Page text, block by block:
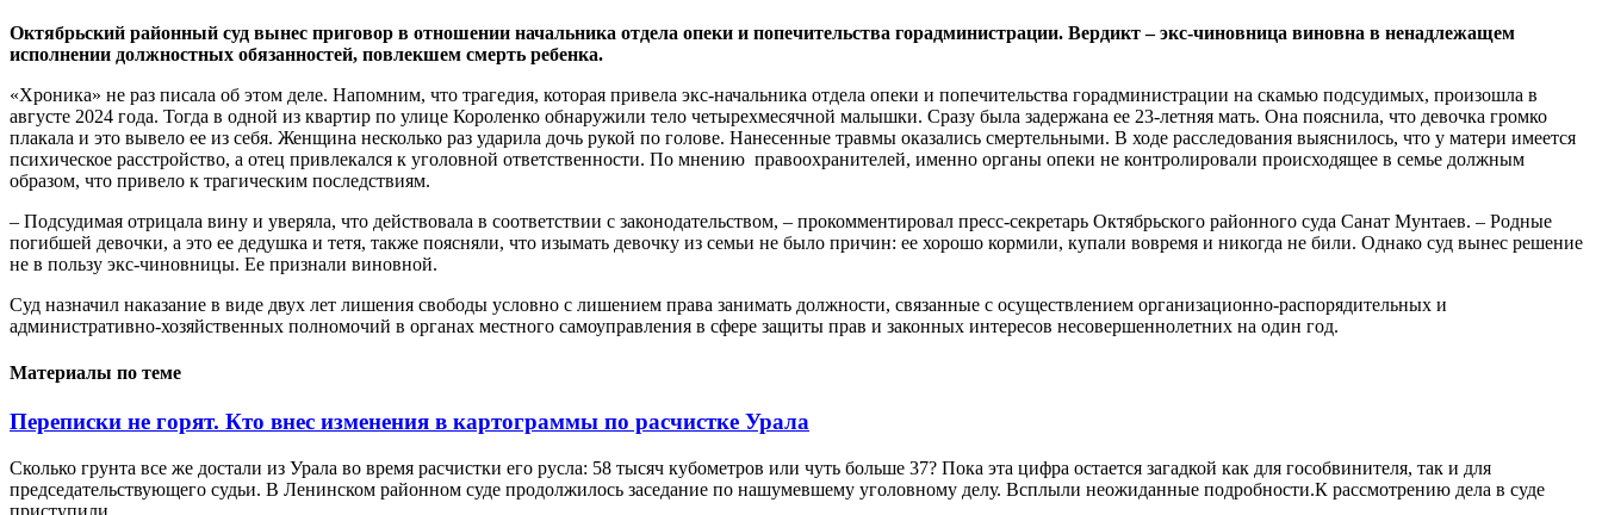
Октябрьский районный суд вынес приговор в отношении начальника отдела опеки и попечительства горадминистрации. Вердикт – экс-чиновница виновна в ненадлежащем
исполнении должностных обязанностей, повлекшем смерть ребенка.
«Хроника» не раз писала об этом деле. Напомним, что трагедия, которая привела экс-начальника отдела опеки и попечительства горадминистрации на скамью подсудимых, произошла в
августе 2024 года. Тогда в одной из квартир по улице Короленко обнаружили тело четырехмесячной малышки. Сразу была задержана ее 23-летняя мать. Она пояснила, что девочка громко
плакала и это вывело ее из себя. Женщина несколько раз ударила дочь рукой по голове. Нанесенные травмы оказались смертельными. В ходе расследования выяснилось, что у матери имеется
психическое расстройство, а отец привлекался к уголовной ответственности. По мнению правоохранителей, именно органы опеки не контролировали происходящее в семье должным
образом, что привело к трагическим последствиям.
– Подсудимая отрицала вину и уверяла, что действовала в соответствии с законодательством, – прокомментировал пресс-секретарь Октябрьского районного суда Санат Мунтаев. – Родные
погибшей девочки, а это ее дедушка и тетя, также поясняли, что изымать девочку из семьи не было причин: ее хорошо кормили, купали вовремя и никогда не били. Однако суд вынес решение
не в пользу экс-чиновницы. Ее признали виновной.
Суд назначил наказание в виде двух лет лишения свободы условно с лишением права занимать должности, связанные с осуществлением организационно-распорядительных и
административно-хозяйственных полномочий в органах местного самоуправления в сфере защиты прав и законных интересов несовершеннолетних на один год.
Материалы по теме
Переписки не горят. Кто внес изменения в картограммы по расчистке Урала
Сколько грунта все же достали из Урала во время расчистки его русла: 58 тысяч кубометров или чуть больше 37? Пока эта цифра остается загадкой как для гособвинителя, так и для
председательствующего судьи. В Ленинском районном суде продолжилось заседание по нашумевшему уголовному делу. Всплыли неожиданные подробности.К рассмотрению дела в суде
приступили,...